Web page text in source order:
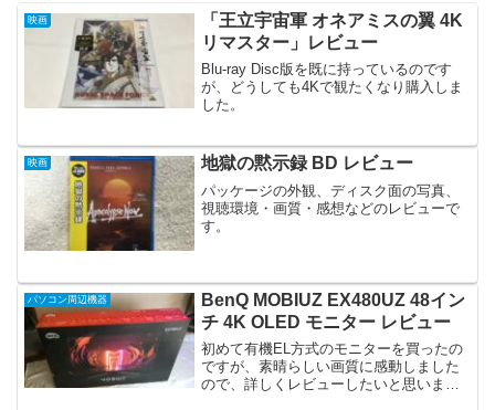
映画
「王立宇宙軍 オネアミスの翼 4K
リマスター」レビュー
Blu-ray Disc版を既に持っているのです
が、どうしても4Kで観たくなり購入しま
した。
映画 地獄の黙示録 BD レビュー
パッケージの外観、ディスク面の写真、
視聴環境・画質・感想などのレビューで
す。
パソコン周辺機器
BenQ MOBIUZ EX480UZ 48イン
チ 4K OLED モニター レビュー
初めて有機EL方式のモニターを買ったの
ですが、素晴らしい画質に感動しました
ので、詳しくレビューしたいと思いま